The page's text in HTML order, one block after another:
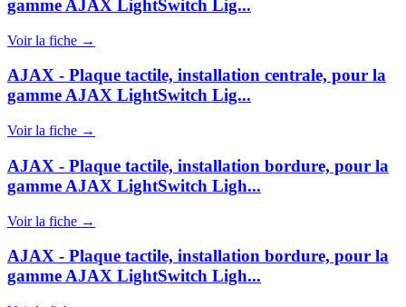
gamme AJAX LightSwitch Lig...
Voir la fiche →
AJAX - Plaque tactile, installation centrale, pour la
gamme AJAX LightSwitch Lig...
Voir la fiche →
AJAX - Plaque tactile, installation bordure, pour la
gamme AJAX LightSwitch Ligh...
Voir la fiche →
AJAX - Plaque tactile, installation bordure, pour la
gamme AJAX LightSwitch Ligh...